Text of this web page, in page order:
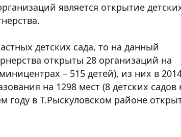
является открытие
детских сада, то на данный
открыты 28 организаций на
– 515 детей), из них в
на 1298 мест (8 детских садов
году в Т.Рыскуловском районе